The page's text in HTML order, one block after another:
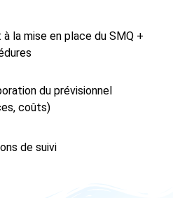
la mise en place du SMQ +
du prévisionnel
coûts)
de suivi